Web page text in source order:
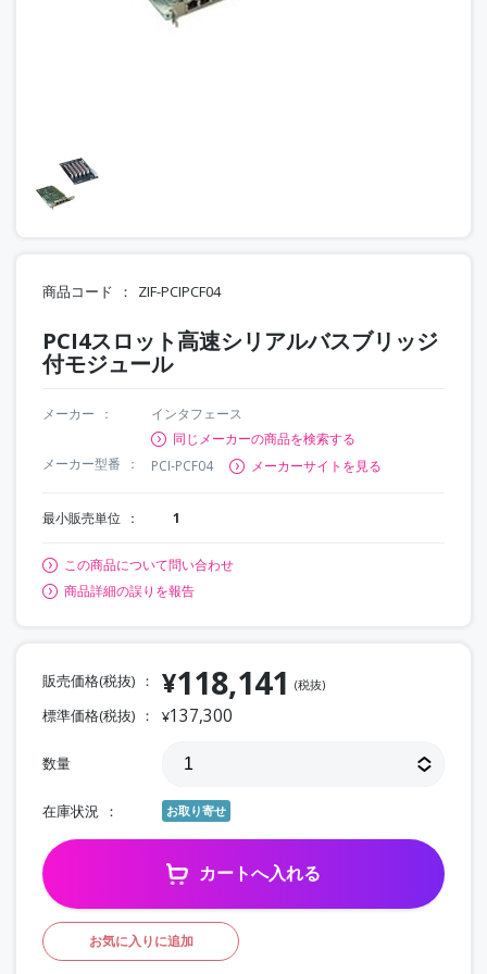
商品コード ZIF-PCIPCF04
PCI4スロット高速シリアルバスブリッジ
付モジュール
メーカー
インタフェース
同じメーカーの商品を検索する
メーカー型番
PCI-PCF04 メーカーサイトを見る
最小販売単位 1
この商品について問い合わせ
商品詳細の誤りを報告
販売価格(税抜) ¥118,141 (税抜)
標準価格(税抜) ¥137,300
数量
在庫状況 お取り寄せ
カートへ入れる
お気に入りに追加